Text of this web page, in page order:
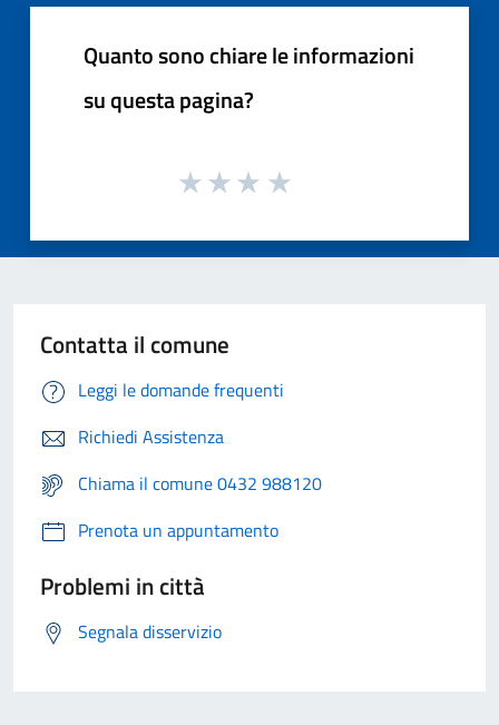
Quanto sono chiare le informazioni
su questa pagina?
Contatta il comune
Leggi le domande frequenti
Richiedi Assistenza
Chiama il comune 0432 988120
Prenota un appuntamento
Problemi in città
Segnala disservizio